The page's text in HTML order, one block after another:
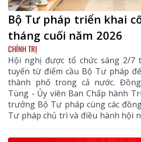
Bộ Tư pháp triển khai
tháng cuối năm 2026
CHÍNH TRỊ
Hội nghị được tổ chức sáng 2/7
tuyến từ điểm cầu Bộ Tư pháp
thành phố trong cả nước.
Tùng - Ủy viên Ban Chấp hành
trưởng Bộ Tư pháp cùng các
Tư pháp chủ trì và điều hành hội